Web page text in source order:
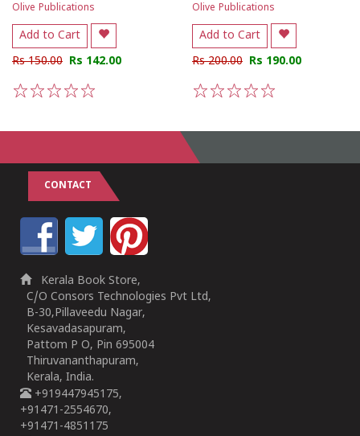
Olive Publications
Add to Cart
Rs 150.00 Rs 142.00
Olive Publications
Add to Cart
Rs 200.00 Rs 190.00
CONTACT
Kerala Book Store,
C/O Consors Technologies Pvt Ltd,
B-30,Pillaveedu Nagar,
Kesavadasapuram,
Pattom P O, Pin 695004
Thiruvananthapuram,
Kerala, India.
+919447945175,
+91471-2554670,
+91471-4851175